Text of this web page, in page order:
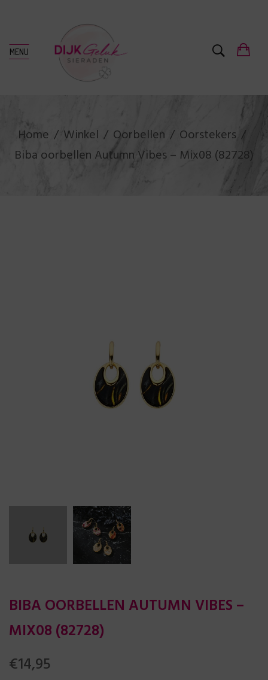
MENU
Home Winkel Oorbellen
Oorstekers
Biba oorbellen Autumn Vibes – Mix08 (82728)
BIBA OORBELLEN AUTUMN VIBES –
MIX08 (82728)
€14,95